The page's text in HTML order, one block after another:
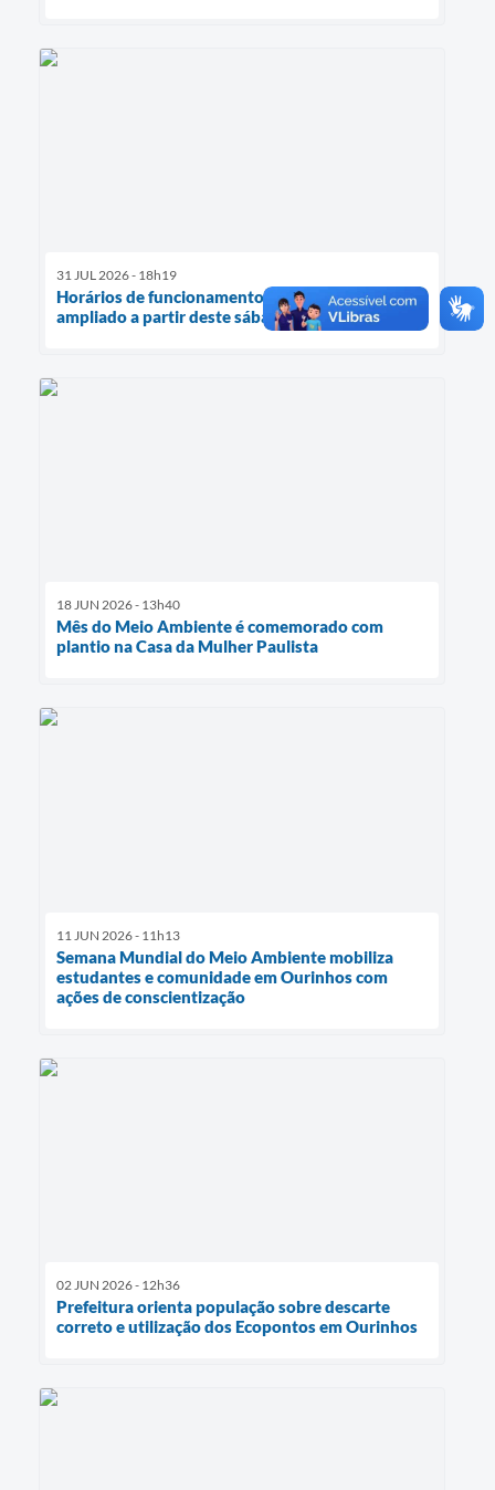
31 JUL 2026 - 18h19
Horários de funcionamento dos Ecopontos será
ampliado a partir deste sábado (1º)
18 JUN 2026 - 13h40
Mês do Meio Ambiente é comemorado com
plantio na Casa da Mulher Paulista
11 JUN 2026 - 11h13
Semana Mundial do Meio Ambiente mobiliza
estudantes e comunidade em Ourinhos com
ações de conscientização
02 JUN 2026 - 12h36
Prefeitura orienta população sobre descarte
correto e utilização dos Ecopontos em Ourinhos